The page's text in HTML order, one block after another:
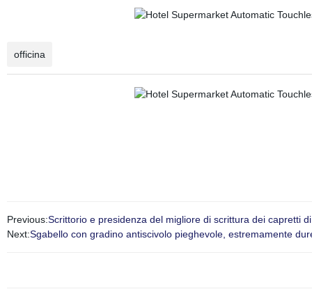
officina
Previous:Scrittorio e presidenza del migliore di scrittura dei capretti
Next:Sgabello con gradino antiscivolo pieghevole, estremamente